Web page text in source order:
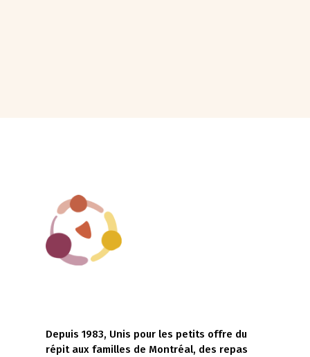
Depuis 1983, Unis pour les petits offre du
répit aux familles de Montréal, des repas